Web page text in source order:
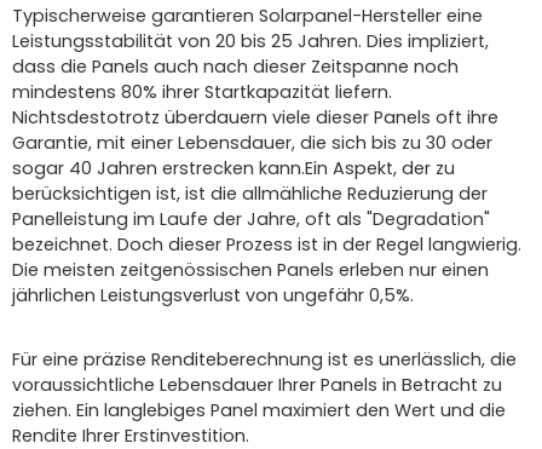
Typischerweise garantieren Solarpanel-Hersteller eine
Leistungsstabilität von 20 bis 25 Jahren. Dies impliziert,
dass die Panels auch nach dieser Zeitspanne noch
mindestens 80% ihrer Startkapazität liefern.
Nichtsdestotrotz überdauern viele dieser Panels oft ihre
Garantie, mit einer Lebensdauer, die sich bis zu 30 oder
sogar 40 Jahren erstrecken kann.Ein Aspekt, der zu
berücksichtigen ist, ist die allmähliche Reduzierung der
Panelleistung im Laufe der Jahre, oft als "Degradation"
bezeichnet. Doch dieser Prozess ist in der Regel langwierig.
Die meisten zeitgenössischen Panels erleben nur einen
jährlichen Leistungsverlust von ungefähr 0,5%.
Für eine präzise Renditeberechnung ist es unerlässlich, die
voraussichtliche Lebensdauer Ihrer Panels in Betracht zu
ziehen. Ein langlebiges Panel maximiert den Wert und die
Rendite Ihrer Erstinvestition.